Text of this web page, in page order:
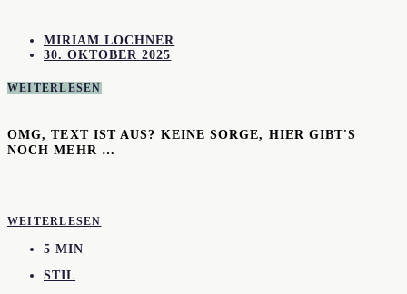
MIRIAM LOCHNER
30. OKTOBER 2025
WEITERLESEN
OMG, TEXT IST AUS? KEINE SORGE, HIER GIBT'S
NOCH MEHR …
WEITERLESEN
5 MIN
STIL